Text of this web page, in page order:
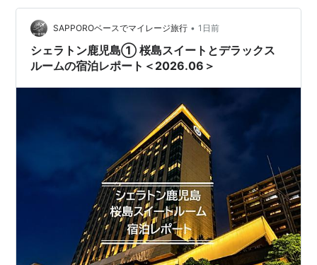
SAPPOROベースでマイレージ旅行 • 1日前
シェラトン鹿児島① 桜島スイートとデラックス
ルームの宿泊レポート＜2026.06＞